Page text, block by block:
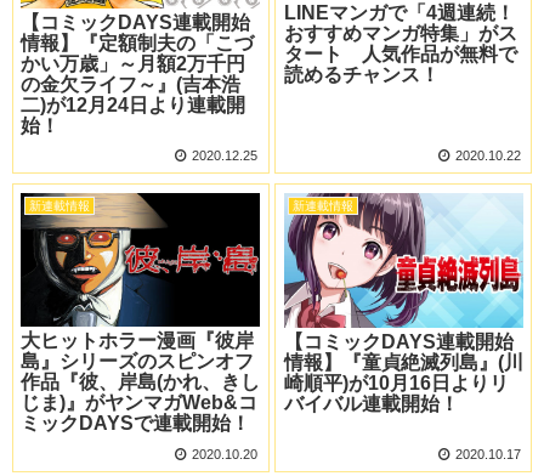
【コミックDAYS連載開始
情報】『定額制夫の「こづ
かい万歳」～月額2万千円
の金欠ライフ～』(吉本浩
二)が12月24日より連載開
始！
2020.12.25
LINEマンガで「4週連続！
おすすめマンガ特集」がス
タート 人気作品が無料で
読めるチャンス！
2020.10.22
新連載情報
大ヒットホラー漫画『彼岸
島』シリーズのスピンオフ
作品『彼、岸島(かれ、きし
じま)』がヤンマガWeb&コ
ミックDAYSで連載開始！
2020.10.20
新連載情報
【コミックDAYS連載開始
情報】『童貞絶滅列島』(川
崎順平)が10月16日よりリ
バイバル連載開始！
2020.10.17